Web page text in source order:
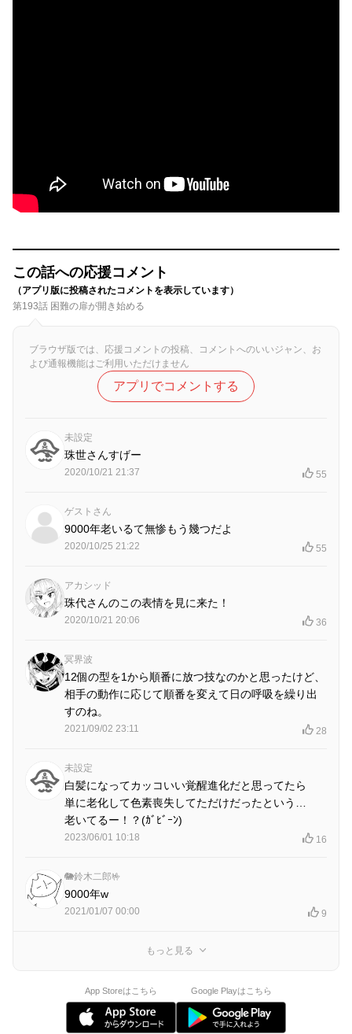
この話への応援コメント
（アプリ版に投稿されたコメントを表示しています）
第193話 困難の扉が開き始める
ブラウザ版では、応援コメントの投稿、コメントへのいいジャン、お
よび通報機能はご利用いただけません
アプリでコメントする
未設定
珠世さんすげー
2020/10/21 21:37 55
ゲストさん
9000年老いるて無惨もう幾つだよ
2020/10/25 21:22 55
アカシッド
珠代さんのこの表情を見に来た！
2020/10/21 20:06 36
冥界波
12個の型を1から順番に放つ技なのかと思ったけど、
相手の動作に応じて順番を変えて日の呼吸を繰り出
すのね。
2021/09/02 23:11 28
未設定
白髪になってカッコいい覚醒進化だと思ってたら
単に老化して色素喪失してただけだったという…
老いてるー！？(ｶﾞﾋﾞｰﾝ)
2023/06/01 10:18 16
🐘鈴木二郎🤟
9000年w
2021/01/07 00:00 9
もっと見る
App Storeはこちら Google Playはこちら